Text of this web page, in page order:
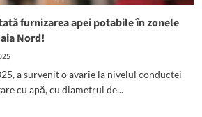
furnizarea apei potabile în zonele
Nord!
a survenit o avarie la nivelul conductei
cu apă, cu diametrul de...